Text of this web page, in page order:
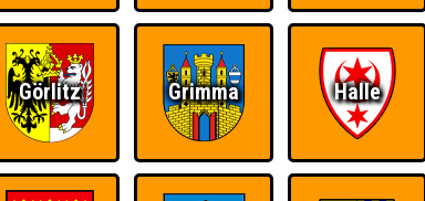
Görlitz Grimma Halle